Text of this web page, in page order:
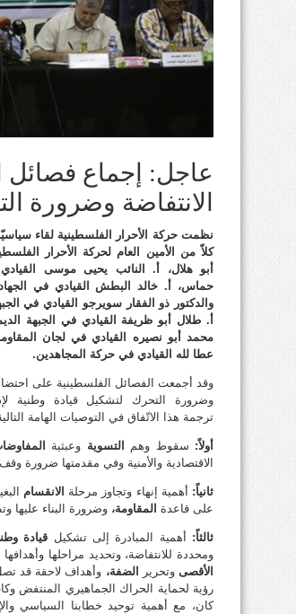
عاجل: إجماع فصائل
الانتفاضة وضرورة
نظمت حركة الأحرار الفلسطينية لقاء
كلاّ من الأمين العام لحركة الأحرار
أبو هلال، أ. النائب يحيى موسى
حماس، أ. خالد البطش القيادي في الجهاد
والدكتور ذو الفقار سويرجو القيادي في
أ. طلال أبو ظريفة القيادي في الجبهة
محمد أبو نصيره القيادي في لجان
عطا لله القيادي في حركة المجاهدين.
وقد أجمعت الفصائل الفلسطينية على
وضرورة التحرك لتشكيل قيادة وطنية
ترجمة هذا الاتّفاق في التوصيات الهامة
أولاً: سقوط وهم التسوية وعبثية
الاقتصادية والأمنية وفي مقدمتها ضرورة وقف
ثانياً: أهمية إنهاء وتجاوز مرحلة الانقسام
على قاعدة المقاومة، وضرورة البناء عليها
ثالثاً: أهمية المبادرة إلى تشكيل قيادة
ومحددة للانتفاضة، وتحديد مراحلها
الأقصى وتحرير الضفة، وأهداف لاحقة قد
رؤية لحماية الحراك الجماهيري المنتفض
كان، مع أهمية توحيد خطابنا السياسي